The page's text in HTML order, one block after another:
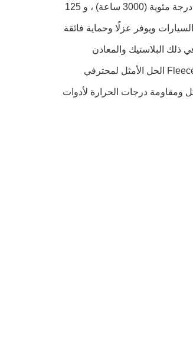
للأشعة فوق البنفسجية والتآكل ونطاق درجة حرارة واسع ، من -40 درجة مئوية (4 ساعات) إلى 105 درجة مئوية (3000 ساعة) ، و 125
السيارات ويوفر عزلًا وحماية فائقة
ذلك البلاستيك والمعادن
والأسطح المطلية.كما أنه سهل التطبيق ويمكن قصه حسب الحجم لملاءمة مثالية.يعد Fleece Wiring Tape الحل الأمثل لمحترفي
ومقاومة درجات الحرارة لأدوات